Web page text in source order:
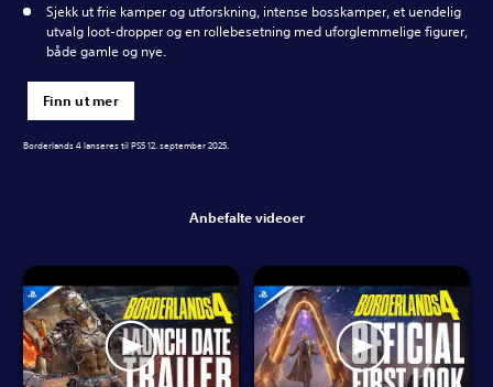
Sjekk ut frie kamper og utforskning, intense bosskamper, et uendelig
utvalg loot-dropper og en rollebesetning med uforglemmelige figurer,
både gamle og nye.
Finn ut mer
Borderlands 4 lanseres til PS5 12. september 2025.
Anbefalte videoer